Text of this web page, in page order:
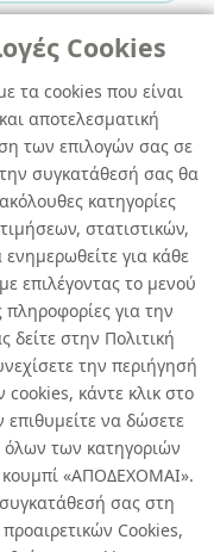
Cookies
τα cookies που είναι
αποτελεσματική
των επιλογών σας σε
συγκατάθεσή σας θα
κατηγορίες
στατιστικών,
για κάθε
επιλέγοντας το μενού
πληροφορίες για την
δείτε στην Πολιτική
την περιήγησή
κάντε κλικ στο
να δώσετε
των κατηγοριών
κουμπί «ΑΠΟΔΕΧΟΜΑΙ».
σας στη
Cookies,
LOOK